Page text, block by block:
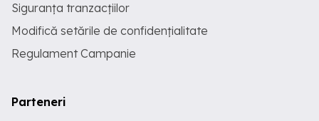
Siguranța tranzacțiilor
Modifică setările de confidențialitate
Regulament Campanie
Parteneri